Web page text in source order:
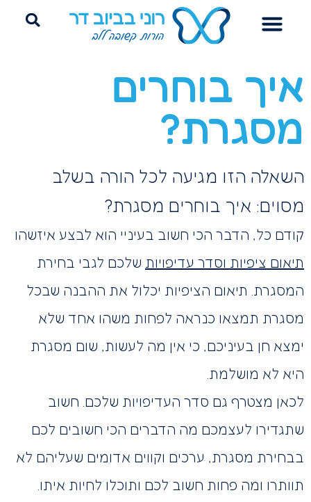
איך בוחרים
מסגרת?
השאלה הזו מגיעה לכל הורה בשלב
מסוים: איך בוחרים מסגרת?
קודם כל, הדבר הכי חשוב בעיניי הוא לבצע איזשהו
תיאום ציפיות וסדר עדיפויות שלכם לגבי בחירת
המסגרת. תיאום הציפיות יכלול את ההבנה שבכל
מסגרת תמצאו כנראה לפחות משהו אחד שלא
ימצא חן בעיניכם, כי אין מה לעשות, שום מסגרת
היא לא מושלמת.
לכאן מצטרף גם סדר העדיפויות שלכם. חשוב
שתגדירו לעצמכם מה הדברים הכי חשובים לכם
בבחירת מסגרת, ערכים וקווים אדומים שעליהם לא
תוותרו ומה פחות חשוב לכם ותוכלו לחיות איתו.